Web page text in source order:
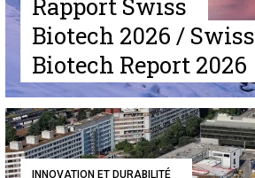
Rapport Swiss
Biotech 2026 / Swiss
Biotech Report 2026
INNOVATION ET DURABILITÉ